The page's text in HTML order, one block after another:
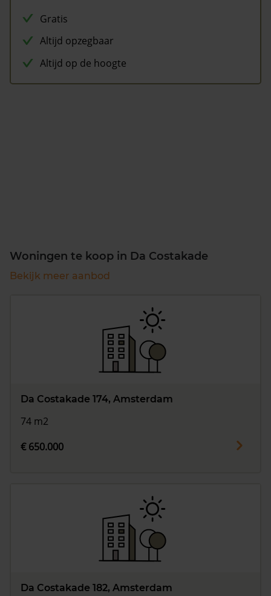
Gratis
Altijd opzegbaar
Altijd op de hoogte
Woningen te koop in Da Costakade
Bekijk meer aanbod
Da Costakade 174, Amsterdam
74 m2
€ 650.000
Da Costakade 182, Amsterdam